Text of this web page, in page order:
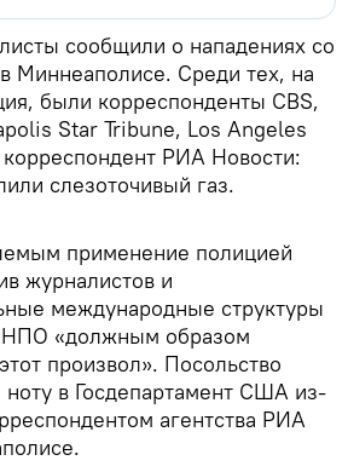
сообщили о нападениях со
Миннеаполисе. Среди тех, на
были корреспонденты CBS,
Star Tribune, Los Angeles
РИА Новости:
слезоточивый газ.
применение полицией
журналистов и
международные структуры
НПО «должным образом
произвол». Посольство
ноту в Госдепартамент США из-
агентства РИА